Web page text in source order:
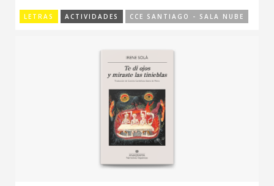
LETRAS ACTIVIDADES CCE SANTIAGO - SALA NUBE